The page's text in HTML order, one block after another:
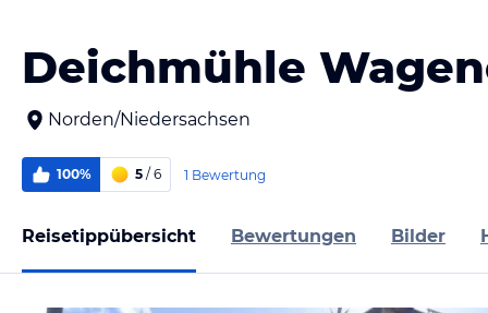
Deichmühle
Norden/Niedersachsen
100% 5 / 6 1 Bewertung
Reisetippübersicht Bewertungen Bilder